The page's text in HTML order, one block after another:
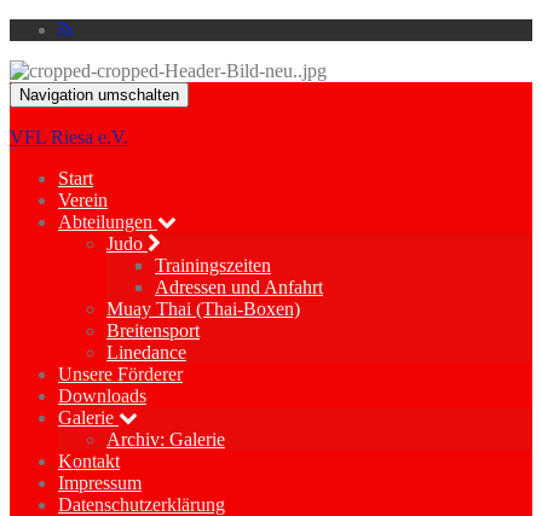
Navigation umschalten
VFL Riesa e.V.
Start
Verein
Abteilungen
Judo
Trainingszeiten
Adressen und Anfahrt
Muay Thai (Thai-Boxen)
Breitensport
Linedance
Unsere Förderer
Downloads
Galerie
Archiv: Galerie
Kontakt
Impressum
Datenschutzerklärung